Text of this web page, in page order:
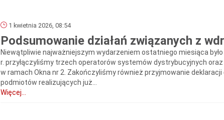
1 kwietnia 2026, 08:54
Podsumowanie działań związanych z
Niewątpliwie najważniejszym wydarzeniem ostatniego miesiąca
r. przyłączyliśmy trzech operatorów systemów dystrybucyjnych
w ramach Okna nr 2. Zakończyliśmy również przyjmowanie deklaracji
podmiotów realizujących już...
Więcej...